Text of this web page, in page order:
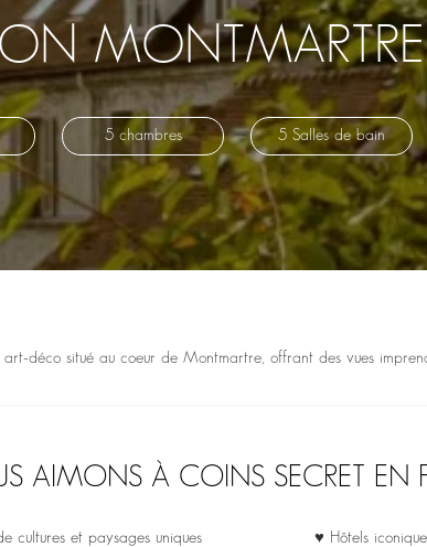
MONTMARTRE
5 chambres 5 Salles de bain
déco situé au coeur de Montmartre, offrant des vues
AIMONS À COINS SECRET EN
cultures et paysages uniques
♥ Hôtels